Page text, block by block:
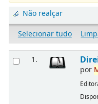
Não realçar
Selecionar tudo
1.
por